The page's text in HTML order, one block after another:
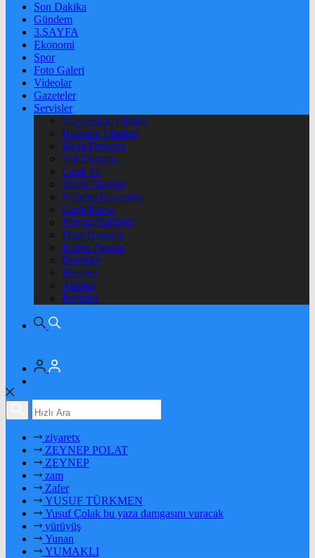
Son Dakika
Gündem
3.SAYFA
Ekonomi
Spor
Foto Galeri
Videolar
Gazeteler
Servisler
Vizyondaki Filmler
Haftanin Filmleri
Hava Durumu
Yol Durumu
Canlı Tv
Yayın Akışları
Nöbetçi Eczaneler
Canlı Borsa
Namaz Vakitleri
Puan Durumu
Kripto Paralar
Dövizler
Hisseler
Altınlar
Pariteler
ziyaretx
ZEYNEP POLAT
ZEYNEP
zam
Zafer
YUSUF TÜRKMEN
Yusuf Çolak bu yaza damgasını vuracak
yürüyüş
Yunan
YUMAKLI